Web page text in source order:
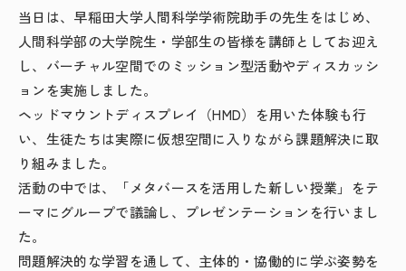
当日は、早稲田大学人間科学学術院助手の先生をはじめ、
人間科学部の大学院生・学部生の皆様を講師としてお迎え
し、バーチャル空間でのミッション型活動やディスカッシ
ョンを実施しました。
ヘッドマウントディスプレイ（HMD）を用いた体験も行
い、生徒たちは実際に仮想空間に入りながら課題解決に取
り組みました。
活動の中では、「メタバースを活用した新しい授業」をテ
ーマにグループで議論し、プレゼンテーションを行いまし
た。
問題解決的な学習を通して、主体的・協働的に学ぶ姿勢を